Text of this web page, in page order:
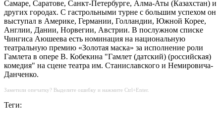
Самаре, Саратове, Санкт-Петербурге, Алма-Аты (Казахстан) и
других городах. С гастрольными турне с большим успехом он
выступал в Америке, Германии, Голландии, Южной Корее,
Англии, Дании, Норвегии, Австрии. В послужном списке
Чингиса Аюшеева есть номинация на национальную
театральную премию «Золотая маска» за исполнение роли
Гамлета в опере В. Кобекина "Гамлет (датский) (российская)
комедия" на сцене театра им. Станиславского и Немировича-
Данченко.
Заметили опечатку? Выделите ошибку и нажмите Ctrl+Enter.
Теги: